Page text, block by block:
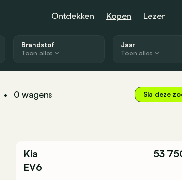
Ontdekken Kopen Lezen
Brandstof
Toon alles
Jaar
Toon alles
• 0 wagens Sla deze
Kia
EV6
53